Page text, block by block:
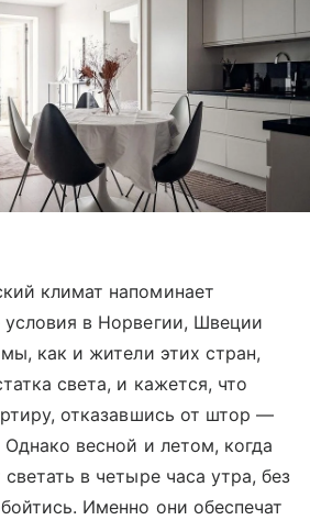
климат напоминает
в Норвегии, Швеции
как и жители этих стран,
света, и кажется, что
отказавшись от штор —
весной и летом, когда
в четыре часа утра, без
Именно они обеспечат